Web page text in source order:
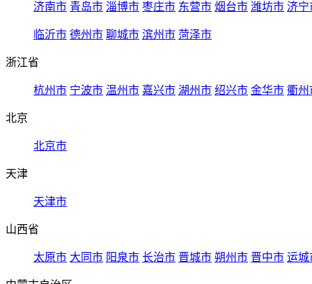
济南市 青岛市 淄博市 枣庄市 东营市 烟台市 潍坊市 济宁
临沂市 德州市 聊城市 滨州市 菏泽市
浙江省
杭州市 宁波市 温州市 嘉兴市 湖州市 绍兴市 金华市 衢州
北京
北京市
天津
天津市
山西省
太原市 大同市 阳泉市 长治市 晋城市 朔州市 晋中市 运城